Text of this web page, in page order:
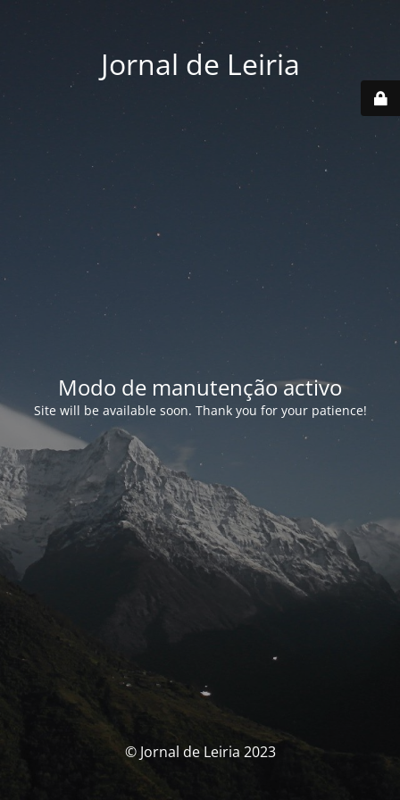
Jornal de Leiria
Modo de manutenção activo
Site will be available soon. Thank you for your patience!
© Jornal de Leiria 2023